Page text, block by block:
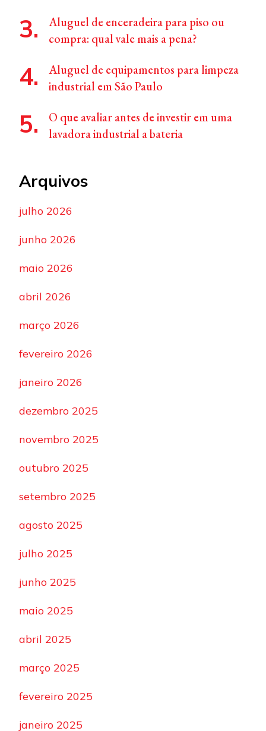
Aluguel de enceradeira para piso ou
compra: qual vale mais a pena?
Aluguel de equipamentos para limpeza
industrial em São Paulo
O que avaliar antes de investir em uma
lavadora industrial a bateria
Arquivos
julho 2026
junho 2026
maio 2026
abril 2026
março 2026
fevereiro 2026
janeiro 2026
dezembro 2025
novembro 2025
outubro 2025
setembro 2025
agosto 2025
julho 2025
junho 2025
maio 2025
abril 2025
março 2025
fevereiro 2025
janeiro 2025